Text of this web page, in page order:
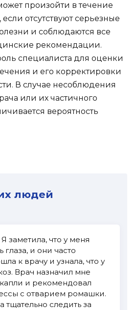
произойти в течение
отсутствуют серьезные
и соблюдаются все
рекомендации.
специалиста для оценки
и его корректировки
В случае несоблюдения
или их частичного
вероятность
людей
Я заметила, что у меня
глаза, и они часто
к врачу и узнала, что у
Врач назначил мне
и рекомендовал
с отварием ромашки.
тщательно следить за